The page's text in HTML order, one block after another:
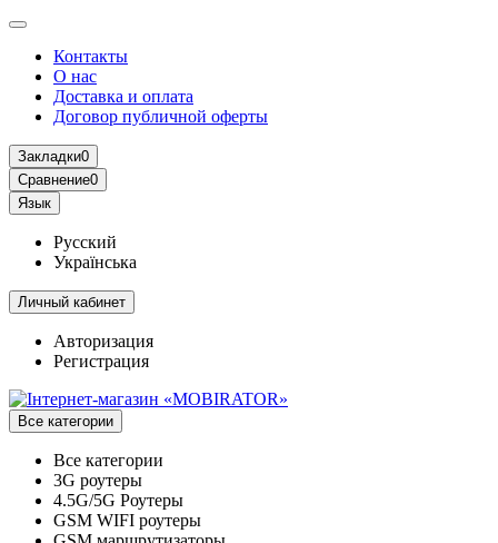
Контакты
О нас
Доставка и оплата
Договор публичной оферты
Закладки0
Сравнение0
Язык
Русский
Українська
Личный кабинет
Авторизация
Регистрация
Все категории
Все категории
3G роутеры
4.5G/5G Роутеры
GSM WIFI роутеры